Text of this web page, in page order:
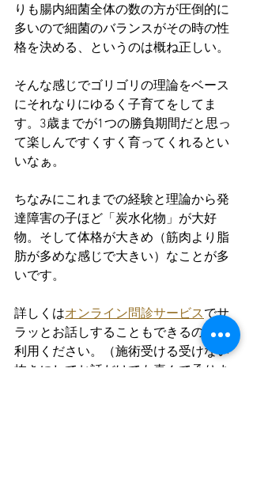
りも腸内細菌全体の数の方が圧倒的に
多いので細菌のバランスがその時の性
格を決める、というのは概ね正しい。
そんな感じでゴリゴリの理論をベース
にそれなりにゆるく子育てをしてま
す。3歳までが1つの勝負期間だと思っ
て楽しんですくすく育ってくれるとい
いなぁ。
ちなみにこれまでの経験と理論から発
達障害の子ほど「炭水化物」が大好
物。そして体格が大きめ（筋肉より脂
肪が多めな感じで大きい）なことが多
いです。
詳しくはオンライン問診サービスでサ
ラッとお話しすることもできるのでご
利用ください。（施術受ける受けない
抜きにしてお話だけでも喜んで承りま